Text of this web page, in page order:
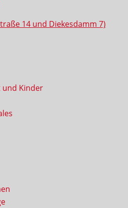
14 und Diekesdamm 7)
und Kinder